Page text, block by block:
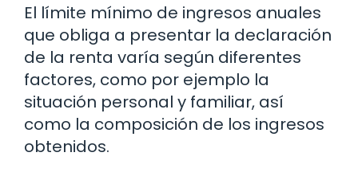
El límite mínimo de ingresos anuales
que obliga a presentar la declaración
de la renta varía según diferentes
factores, como por ejemplo la
situación personal y familiar, así
como la composición de los ingresos
obtenidos.